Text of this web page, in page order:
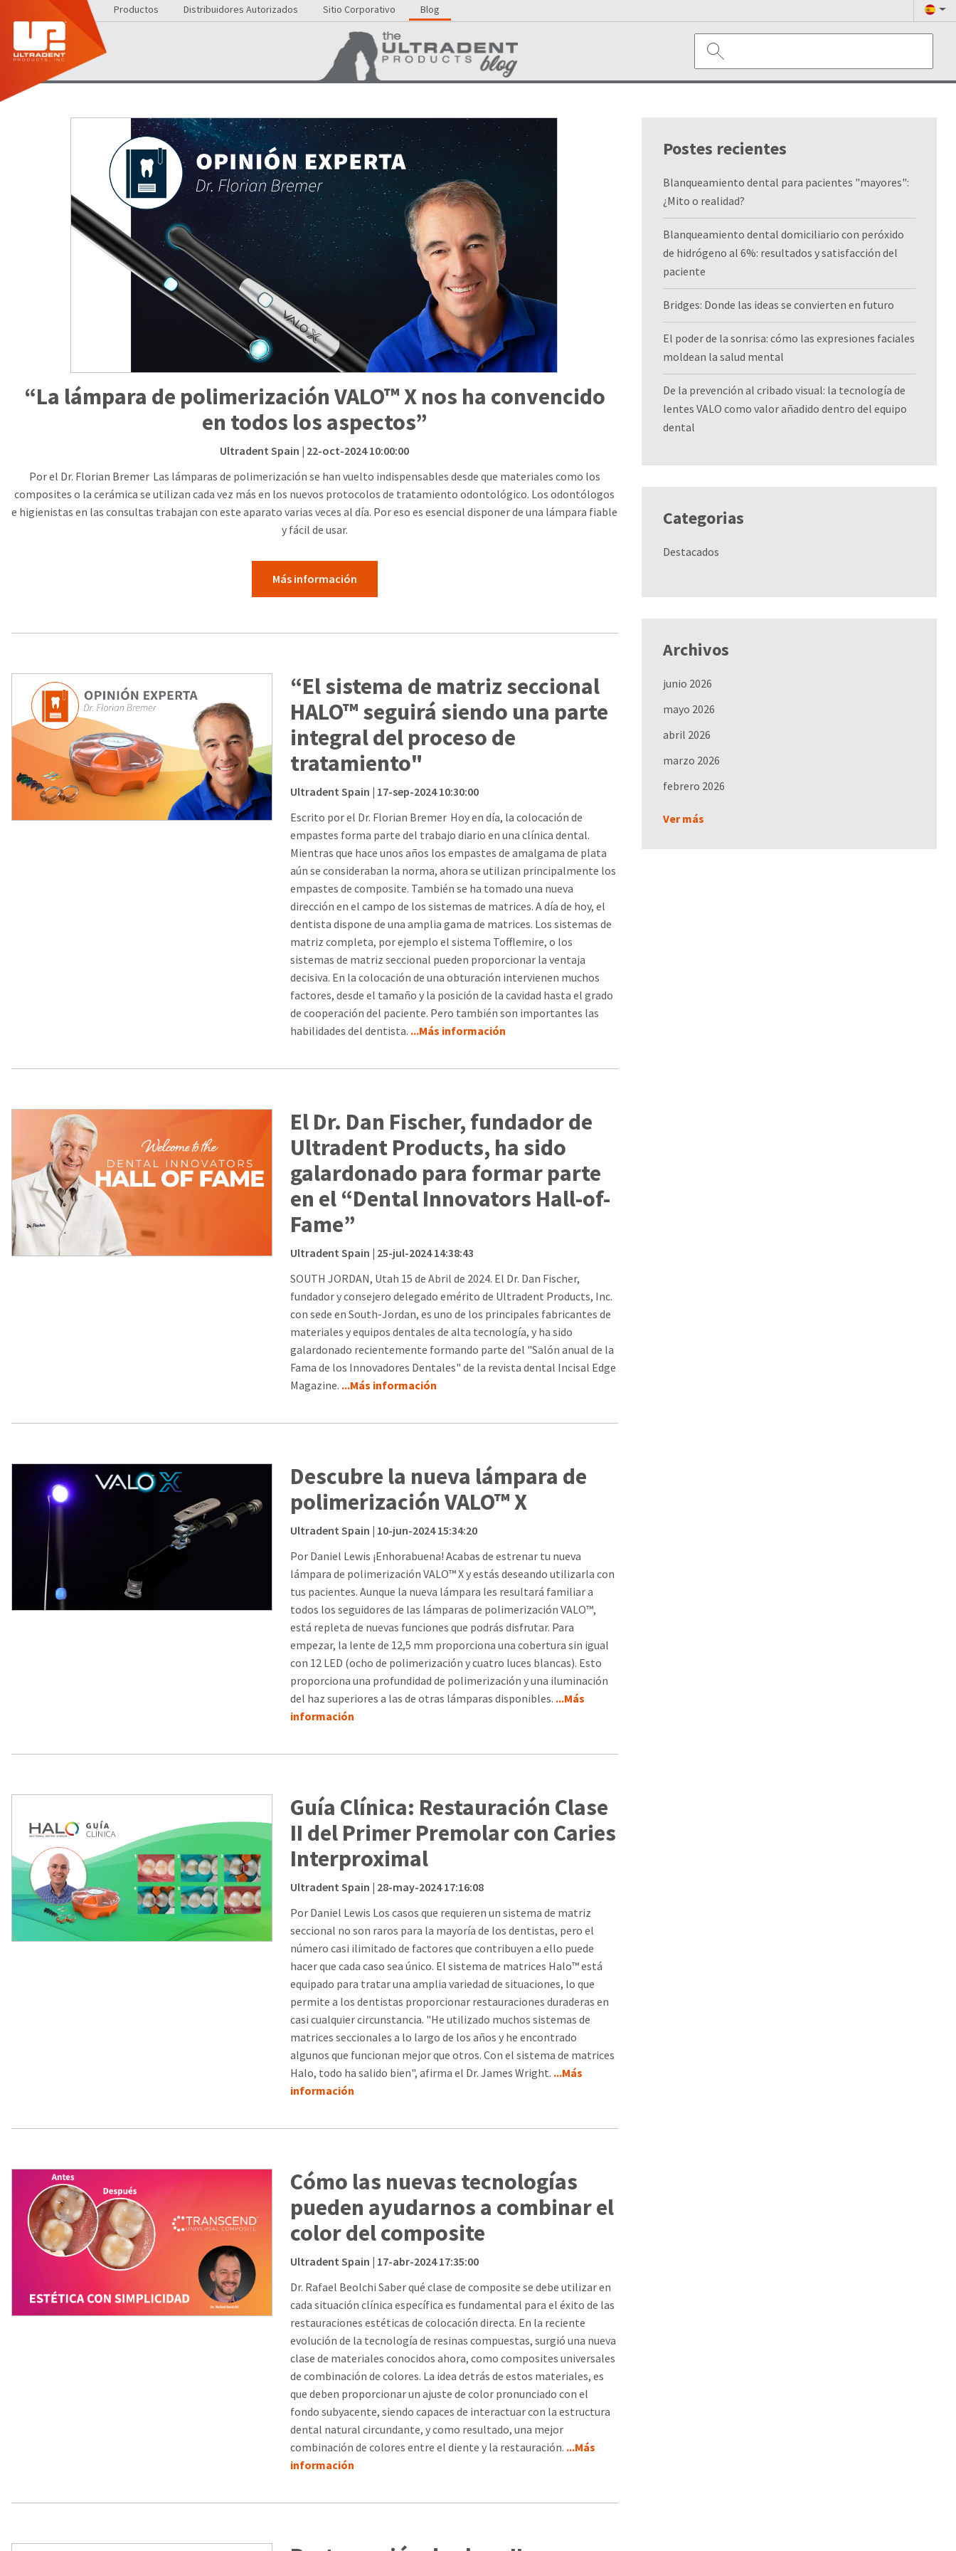
Productos Distribuidores Autorizados Sitio Corporativo Blog
“La lámpara de polimerización VALO™ X nos ha convencido
en todos los aspectos”
Ultradent Spain | 22-oct-2024 10:00:00
Por el Dr. Florian Bremer Las lámparas de polimerización se han vuelto indispensables desde que materiales como los
composites o la cerámica se utilizan cada vez más en los nuevos protocolos de tratamiento odontológico. Los odontólogos
e higienistas en las consultas trabajan con este aparato varias veces al día. Por eso es esencial disponer de una lámpara fiable
y fácil de usar.
Más información
“El sistema de matriz seccional
HALO™ seguirá siendo una parte
integral del proceso de
tratamiento"
Ultradent Spain | 17-sep-2024 10:30:00
Escrito por el Dr. Florian Bremer Hoy en día, la colocación de
empastes forma parte del trabajo diario en una clínica dental.
Mientras que hace unos años los empastes de amalgama de plata
aún se consideraban la norma, ahora se utilizan principalmente los
empastes de composite. También se ha tomado una nueva
dirección en el campo de los sistemas de matrices. A día de hoy, el
dentista dispone de una amplia gama de matrices. Los sistemas de
matriz completa, por ejemplo el sistema Tofflemire, o los
sistemas de matriz seccional pueden proporcionar la ventaja
decisiva. En la colocación de una obturación intervienen muchos
factores, desde el tamaño y la posición de la cavidad hasta el grado
de cooperación del paciente. Pero también son importantes las
habilidades del dentista. ...Más información
El Dr. Dan Fischer, fundador de
Ultradent Products, ha sido
galardonado para formar parte
en el “Dental Innovators Hall-of-
Fame”
Ultradent Spain | 25-jul-2024 14:38:43
SOUTH JORDAN, Utah 15 de Abril de 2024. El Dr. Dan Fischer,
fundador y consejero delegado emérito de Ultradent Products, Inc.
con sede en South-Jordan, es uno de los principales fabricantes de
materiales y equipos dentales de alta tecnología, y ha sido
galardonado recientemente formando parte del "Salón anual de la
Fama de los Innovadores Dentales" de la revista dental Incisal Edge
Magazine. ...Más información
Descubre la nueva lámpara de
polimerización VALO™ X
Ultradent Spain | 10-jun-2024 15:34:20
Por Daniel Lewis ¡Enhorabuena! Acabas de estrenar tu nueva
lámpara de polimerización VALO™ X y estás deseando utilizarla con
tus pacientes. Aunque la nueva lámpara les resultará familiar a
todos los seguidores de las lámparas de polimerización VALO™,
está repleta de nuevas funciones que podrás disfrutar. Para
empezar, la lente de 12,5 mm proporciona una cobertura sin igual
con 12 LED (ocho de polimerización y cuatro luces blancas). Esto
proporciona una profundidad de polimerización y una iluminación
del haz superiores a las de otras lámparas disponibles. ...Más
información
Guía Clínica: Restauración Clase
II del Primer Premolar con Caries
Interproximal
Ultradent Spain | 28-may-2024 17:16:08
Por Daniel Lewis Los casos que requieren un sistema de matriz
seccional no son raros para la mayoría de los dentistas, pero el
número casi ilimitado de factores que contribuyen a ello puede
hacer que cada caso sea único. El sistema de matrices Halo™ está
equipado para tratar una amplia variedad de situaciones, lo que
permite a los dentistas proporcionar restauraciones duraderas en
casi cualquier circunstancia. "He utilizado muchos sistemas de
matrices seccionales a lo largo de los años y he encontrado
algunos que funcionan mejor que otros. Con el sistema de matrices
Halo, todo ha salido bien", afirma el Dr. James Wright. ...Más
información
Cómo las nuevas tecnologías
pueden ayudarnos a combinar el
color del composite
Ultradent Spain | 17-abr-2024 17:35:00
Dr. Rafael Beolchi Saber qué clase de composite se debe utilizar en
cada situación clínica específica es fundamental para el éxito de las
restauraciones estéticas de colocación directa. En la reciente
evolución de la tecnología de resinas compuestas, surgió una nueva
clase de materiales conocidos ahora, como composites universales
de combinación de colores. La idea detrás de estos materiales, es
que deben proporcionar un ajuste de color pronunciado con el
fondo subyacente, siendo capaces de interactuar con la estructura
dental natural circundante, y como resultado, una mejor
combinación de colores entre el diente y la restauración. ...Más
información
Postes recientes
Blanqueamiento dental para pacientes "mayores":
¿Mito o realidad?
Blanqueamiento dental domiciliario con peróxido
de hidrógeno al 6%: resultados y satisfacción del
paciente
Bridges: Donde las ideas se convierten en futuro
El poder de la sonrisa: cómo las expresiones faciales
moldean la salud mental
De la prevención al cribado visual: la tecnología de
lentes VALO como valor añadido dentro del equipo
dental
Categorias
Destacados
Archivos
junio 2026
mayo 2026
abril 2026
marzo 2026
febrero 2026
Ver más